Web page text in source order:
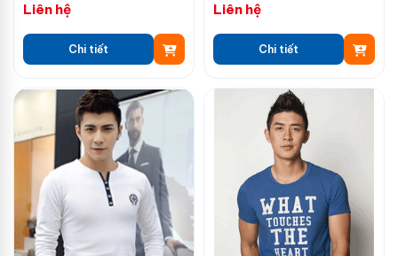
Liên hệ
Chi tiết
Liên hệ
Chi tiết